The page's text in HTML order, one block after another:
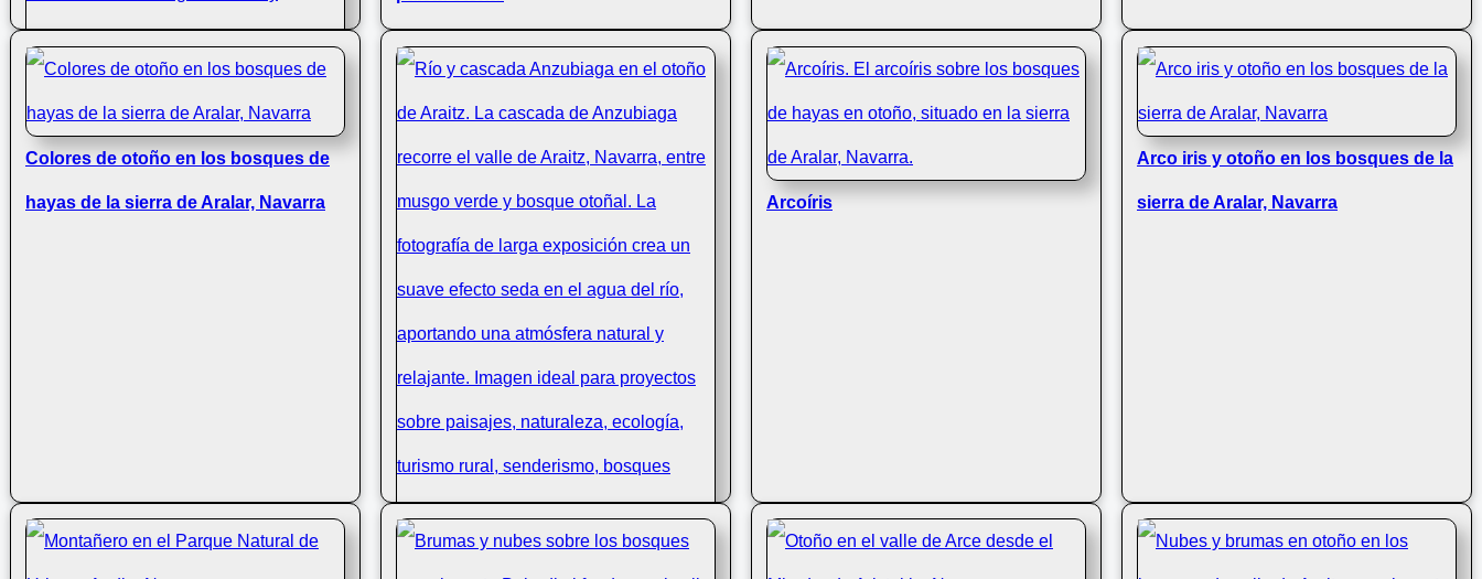
Otoño en el valle de Arce visto desde
el Mirador de Ariztokia, Navarra
Colores de otoño en los bosques de
hayas de la sierra de Aralar, Navarra Arcoíris
Arco iris y otoño en los bosques de la
sierra de Aralar, Navarra